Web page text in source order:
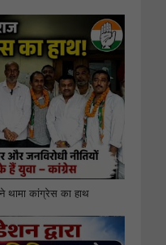
थामा कांग्रेस का हाथ